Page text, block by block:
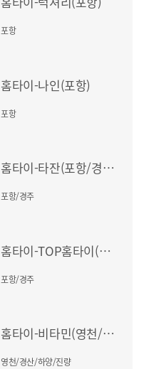
포항
홈타이-나인(포항)
포항
홈타이-타잔(포항/경주)
포항/경주
홈타이-TOP홈타이(포항/경주)
포항/경주
홈타이-비타민(영천/경산/하양/진량)
영천/경산/하양/진량